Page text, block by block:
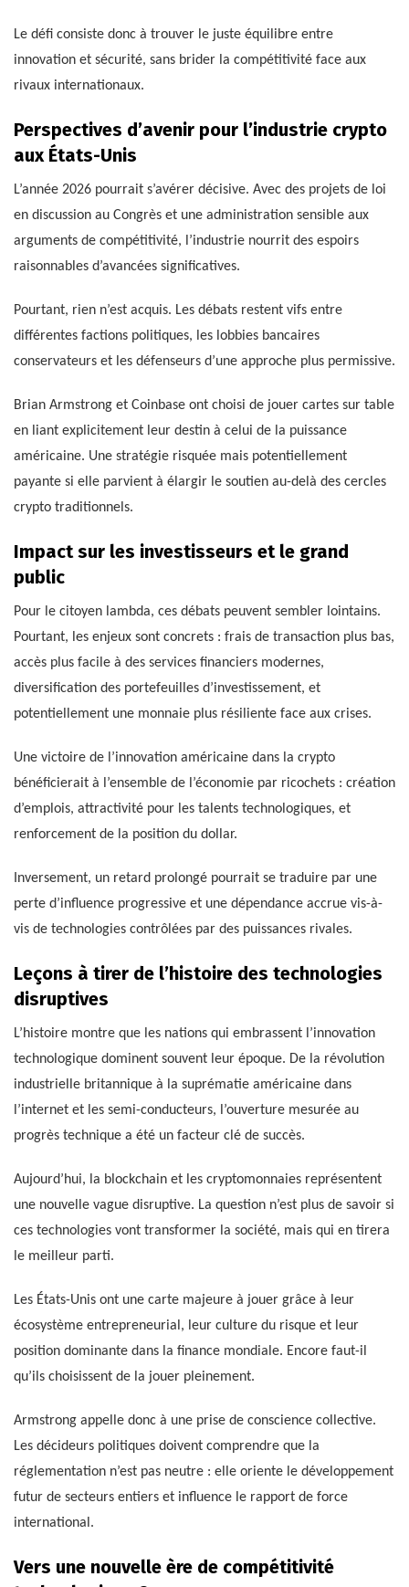
Le défi consiste donc à trouver le juste équilibre entre
innovation et sécurité, sans brider la compétitivité face aux
rivaux internationaux.
Perspectives d’avenir pour l’industrie crypto
aux États-Unis
L’année 2026 pourrait s’avérer décisive. Avec des projets de loi
en discussion au Congrès et une administration sensible aux
arguments de compétitivité, l’industrie nourrit des espoirs
raisonnables d’avancées significatives.
Pourtant, rien n’est acquis. Les débats restent vifs entre
différentes factions politiques, les lobbies bancaires
conservateurs et les défenseurs d’une approche plus permissive.
Brian Armstrong et Coinbase ont choisi de jouer cartes sur table
en liant explicitement leur destin à celui de la puissance
américaine. Une stratégie risquée mais potentiellement
payante si elle parvient à élargir le soutien au-delà des cercles
crypto traditionnels.
Impact sur les investisseurs et le grand
public
Pour le citoyen lambda, ces débats peuvent sembler lointains.
Pourtant, les enjeux sont concrets : frais de transaction plus bas,
accès plus facile à des services financiers modernes,
diversification des portefeuilles d’investissement, et
potentiellement une monnaie plus résiliente face aux crises.
Une victoire de l’innovation américaine dans la crypto
bénéficierait à l’ensemble de l’économie par ricochets : création
d’emplois, attractivité pour les talents technologiques, et
renforcement de la position du dollar.
Inversement, un retard prolongé pourrait se traduire par une
perte d’influence progressive et une dépendance accrue vis-à-
vis de technologies contrôlées par des puissances rivales.
Leçons à tirer de l’histoire des technologies
disruptives
L’histoire montre que les nations qui embrassent l’innovation
technologique dominent souvent leur époque. De la révolution
industrielle britannique à la suprématie américaine dans
l’internet et les semi-conducteurs, l’ouverture mesurée au
progrès technique a été un facteur clé de succès.
Aujourd’hui, la blockchain et les cryptomonnaies représentent
une nouvelle vague disruptive. La question n’est plus de savoir si
ces technologies vont transformer la société, mais qui en tirera
le meilleur parti.
Les États-Unis ont une carte majeure à jouer grâce à leur
écosystème entrepreneurial, leur culture du risque et leur
position dominante dans la finance mondiale. Encore faut-il
qu’ils choisissent de la jouer pleinement.
Armstrong appelle donc à une prise de conscience collective.
Les décideurs politiques doivent comprendre que la
réglementation n’est pas neutre : elle oriente le développement
futur de secteurs entiers et influence le rapport de force
international.
Vers une nouvelle ère de compétitivité